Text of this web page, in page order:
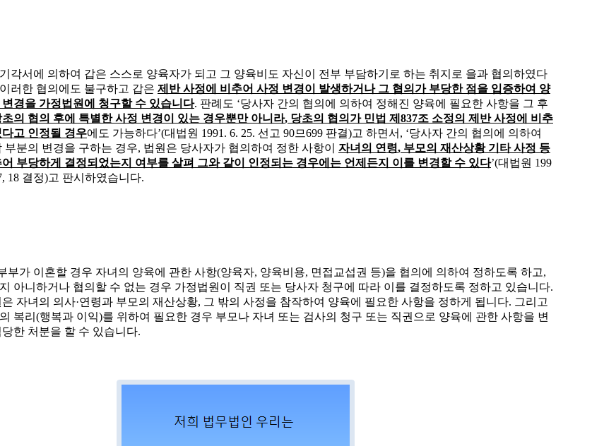
각서에 의하여 갑은 스스로 양육자가 되고 그 양육비도 자신이 전부 부담하기로 하는 취지로 을과 협의하였다
이러한 협의에도 불구하고 갑은 제반 사정에 비추어 사정 변경이 발생하거나 그 협의가 부당한 점을 입증하여 양
경을 가정법원에 청구할 수 있습니다. 판례도 ‘당사자 간의 협의에 의하여 정해진 양육에 필요한 사항을 그 후
초의 협의 후에 특별한 사정 변경이 있는 경우뿐만 아니라, 당초의 협의가 민법 제 837조 소정의 제반 사정에 비추
고 인정될 경우에도 가능하다’(대법원 1991. 6. 25. 선고 90므699 판결)고 하면서 , ‘당사자 간의 협의에 의하여
부분의 변경을 구하는 경우, 법원은 당사자가 협의하여 정한 사항이 자녀의 연령, 부모의 재산상황 기타 사정 등
부당하게 결정되었는지 여부를 살펴 그와 같이 인정되는 경우에는 언제든지 이를 변경할 수 있다’(대법원 199
18 결정)고 판시하였습니다.
부가 이혼할 경우 자녀의 양육에 관한 사항(양육자, 양육비용, 면접교섭권 등)을 협의에 의하여 정하도록 하고,
아니하거나 협의할 수 없는 경우 가정법원이 직권 또는 당사자 청구에 따라 이를 결정하도록 정하고 있습니다.
자녀의 의사·연령과 부모의 재산상황, 그 밖의 사정을 참작하여 양육에 필요한 사항을 정하게 됩니다. 그리고
복리 (행복과 이익)를 위하여 필요한 경우 부모나 자녀 또는 검사의 청구 또는 직권으로 양육에 관한 사항을 변
한 처분을 할 수 있습니다.